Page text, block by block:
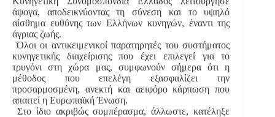
άψογα, αποδεικνύοντας τη σύνεση και το υψηλό
αίσθημα ευθύνης των Ελλήνων κυνηγών, έναντι της
άγριας ζωής.
Όλοι οι αντικειμενικοί παρατηρητές του συστήματος
κυνηγετικής διαχείρισης που έχει επιλεγεί για το
τρυγόνι στη χώρα μας, συμφωνούν σήμερα ότι η
μέθοδος που επελέγη εξασφαλίζει την
προσαρμοσμένη, ανεκτή και αειφόρο κάρπωση που
απαιτεί η Ευρωπαϊκή Ένωση.
Στο ίδιο ακριβώς συμπέρασμα, άλλωστε, κατέληξε